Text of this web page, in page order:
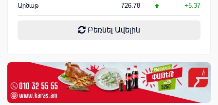
Արծաթ 726.78 +5.37
Բեռնել Ավելին